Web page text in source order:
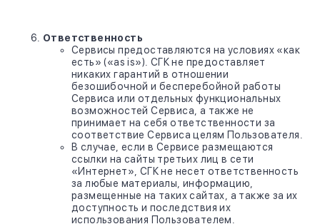
Ответственность
Сервисы предоставляются на условиях «как
есть» («as is»). СГК не предоставляет
никаких гарантий в отношении
безошибочной и бесперебойной работы
Сервиса или отдельных функциональных
возможностей Сервиса, а также не
принимает на себя ответственности за
соответствие Сервиса целям Пользователя.
В случае, если в Сервисе размещаются
ссылки на сайты третьих лиц в сети
«Интернет», СГК не несет ответственность
за любые материалы, информацию,
размещенные на таких сайтах, а также за их
доступность и последствия их
использования Пользователем.